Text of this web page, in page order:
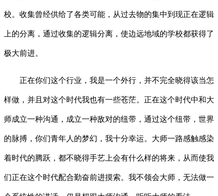
校。收集曾经供给了各类可能，从过去物的集中到现正在逻辑
上的分离，通过收集的逻辑分离，使边远地域的学校都获得了
极大前进。
正在你们这个行业，我是一个外行，并不完全晓得该当怎
样做，并且对这个时代我也有一些苍茫。正在这个时代中和大
师成立一种沟通，成立一种敌对的纽带，通过这个纽带，世界
的脉搏，你们青年人的梦幻，我十分幸运。大师一路感触感染
着时代的腾跃，都不晓得手艺上会有什么样的将来，从而使我
们正在这个时代配合勤奋前进摸索。我不领会大师，无法做一